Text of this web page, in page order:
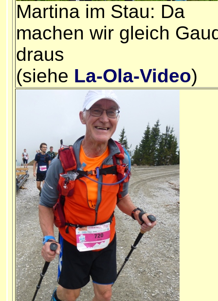
Martina im Stau: Da
machen wir gleich
draus
(siehe La-Ola-Video)